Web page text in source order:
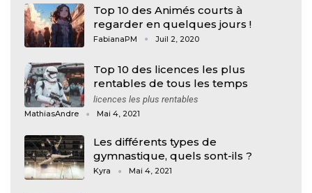
Top 10 des Animés courts à
regarder en quelques jours !
FabianaPM Juil 2, 2020
Top 10 des licences les plus
rentables de tous les temps
licences les plus rentables
MathiasAndre Mai 4, 2021
Les différents types de
gymnastique, quels sont-ils ?
Kyra Mai 4, 2021